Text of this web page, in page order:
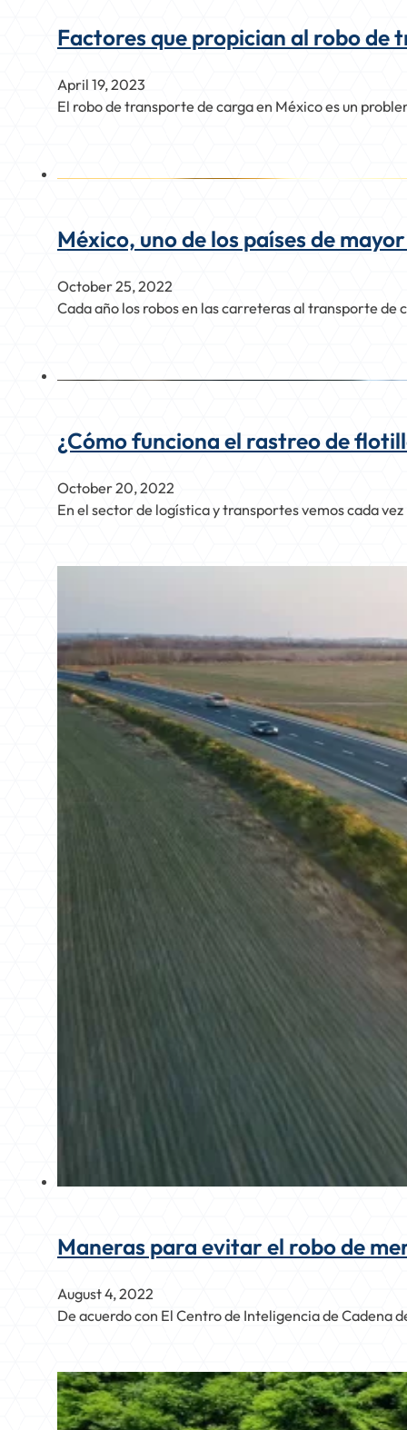
Factores que propician al robo de
April 19, 2023
El robo de transporte de carga en México es un
México, uno de los países de
October 25, 2022
Cada año los robos en las carreteras al transporte
¿Cómo funciona el rastreo de
October 20, 2022
En el sector de logística y transportes vemos cada
Maneras para evitar el robo de
August 4, 2022
De acuerdo con El Centro de Inteligencia de Cadena